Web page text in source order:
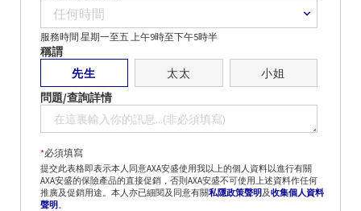
服務時間 星期一至五 上午9時至下午5時半
稱謂
先生
太太
小姐
問題/查詢詳情
*必須填寫
提交此表格即表示本人同意AXA安盛使用我以上的個人資料以進行有關
AXA安盛的保險產品的直接促銷，否則AXA安盛不可使用上述資料作任何
推廣及促銷用途。本人亦已細閱及同意有關私隱政策聲明及收集個人資料
聲明。